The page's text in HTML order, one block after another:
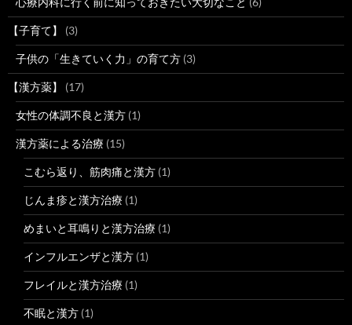
【子育て】 (3)
子供の「生きていく力」の育て方 (3)
【漢方薬】 (17)
女性の体調不良と漢方 (1)
漢方薬による治療 (15)
こむら返り、筋肉痛と漢方 (1)
じんま疹と漢方治療 (1)
めまいと耳鳴りと漢方治療 (1)
インフルエンザと漢方 (1)
フレイルと漢方治療 (1)
不眠と漢方 (1)